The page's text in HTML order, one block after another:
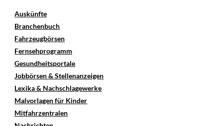
Auskünfte
Branchenbuch
Fahrzeugbörsen
Fernsehprogramm
Gesundheitsportale
Jobbörsen & Stellenanzeigen
Lexika & Nachschlagewerke
Malvorlagen für Kinder
Mitfahrzentralen